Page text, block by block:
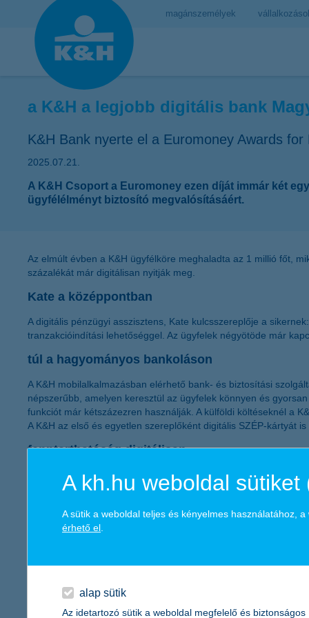
magánszemélyek
a K&H a legjobb digitális bank
K&H Bank nyerte el a Euromoney Awards
2025.07.21.
A K&H Csoport a Euromoney ezen díját immár két
ügyfélélményt biztosító megvalósításáért.
Az elmúlt évben a K&H ügyfélköre meghaladta az 1 millió főt,
százalékát már digitálisan nyitják meg.
Kate a középpontban
A digitális pénzügyi asszisztens, Kate kulcsszereplője a
tranzakcióindítási lehetőséggel. Az ügyfelek négyötöde már
túl a hagyományos bankoláson
A K&H mobilalkalmazásban elérhető bank- és biztosítási
népszerűbb, amelyen keresztül az ügyfelek könnyen és
funkciót már kétszázezren használják. A külföldi költéseknél a
A K&H az első és egyetlen szereplőként digitális SZÉP-kártyát is
fenntarthatóság digitálisan
A fenntarthatóság is kiemelt szerepet kapott a digitális
elindította az általános CO2 kalkulátort, , amely széndioxid-
Privátbankár.hu szakportál által megrendezett versenyen.
A 2024-ben bevezetett Electra Corporate API lehetővé teszi a
pénzügyi edukáció digitálisan – gyerekektől a
A kh.hu weboldal sütiket
A sütik a weboldal teljes és kényelmes használatához,
érhető el
alap sütik
Az idetartozó sütik a weboldal megfelelő és biztonságos